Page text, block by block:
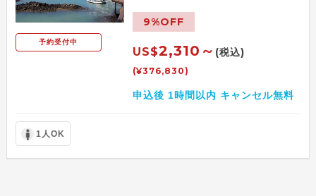
予約受付中
9%OFF
US$2,310～ (税込)
(¥376,830)
申込後 1時間以内 キャンセル無料
1人OK